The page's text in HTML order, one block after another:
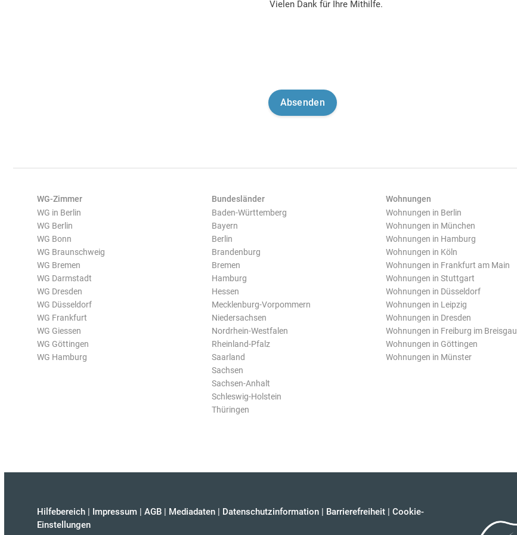
Vielen Dank für Ihre Mithilfe.
WG-Zimmer
WG in Berlin
WG Berlin
WG Bonn
WG Braunschweig
WG Bremen
WG Darmstadt
WG Dresden
WG Düsseldorf
WG Frankfurt
WG Giessen
WG Göttingen
WG Hamburg
Bundesländer
Baden-Württemberg
Bayern
Berlin
Brandenburg
Bremen
Hamburg
Hessen
Mecklenburg-Vorpommern
Niedersachsen
Nordrhein-Westfalen
Rheinland-Pfalz
Saarland
Sachsen
Sachsen-Anhalt
Schleswig-Holstein
Thüringen
Wohnungen
Wohnungen in Berlin
Wohnungen in München
Wohnungen in Hamburg
Wohnungen in Köln
Wohnungen in Frankfurt am Main
Wohnungen in Stuttgart
Wohnungen in Düsseldorf
Wohnungen in Leipzig
Wohnungen in Dresden
Wohnungen in Freiburg im Breisgau
Wohnungen in Göttingen
Wohnungen in Münster
Hilfebereich | Impressum | AGB | Mediadaten | Datenschutzinformation | Barrierefreiheit | Cookie-
Einstellungen